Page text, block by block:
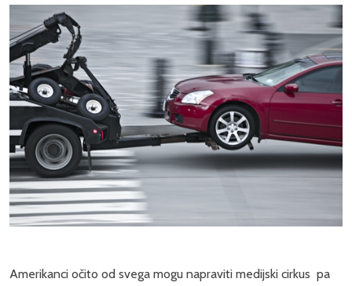
Amerikanci očito od svega mogu napraviti medijski cirkus pa